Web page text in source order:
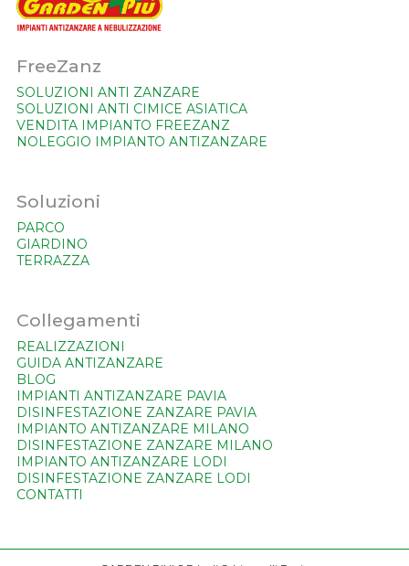
FreeZanz
SOLUZIONI ANTI ZANZARE
SOLUZIONI ANTI CIMICE ASIATICA
VENDITA IMPIANTO FREEZANZ
NOLEGGIO IMPIANTO ANTIZANZARE
Soluzioni
PARCO
GIARDINO
TERRAZZA
Collegamenti
REALIZZAZIONI
GUIDA ANTIZANZARE
BLOG
IMPIANTI ANTIZANZARE PAVIA
DISINFESTAZIONE ZANZARE PAVIA
IMPIANTO ANTIZANZARE MILANO
DISINFESTAZIONE ZANZARE MILANO
IMPIANTO ANTIZANZARE LODI
DISINFESTAZIONE ZANZARE LODI
CONTATTI